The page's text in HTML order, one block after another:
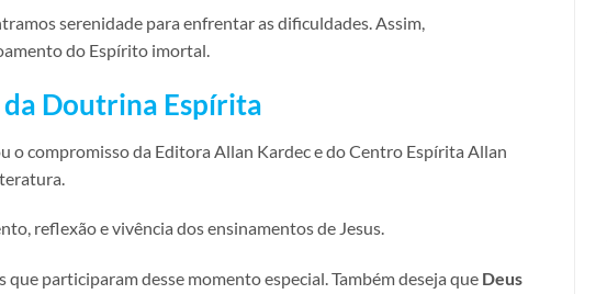
serenidade para enfrentar as dificuldades. Assim,
do Espírito imortal.
da Doutrina Espírita
o compromisso da Editora Allan Kardec e do Centro Espírita Allan
reflexão e vivência dos ensinamentos de Jesus.
participaram desse momento especial. Também deseja que Deus